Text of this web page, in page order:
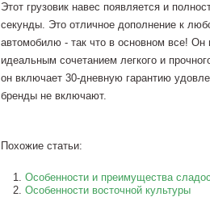
Этот грузовик навес появляется и
секунды. Это отличное дополнение к
автомобилю - так что в основном все! Он
идеальным сочетанием легкого и
он включает 30-дневную гарантию
бренды не включают.
Похожие статьи:
Особенности и преимущества
Особенности восточной культуры